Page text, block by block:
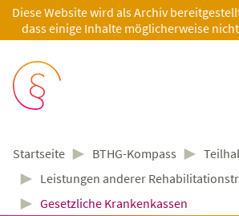
Diese Website wird als Archiv
dass einige Inhalte möglicherweise
Startseite ► BTHG-Kompass ►
► Leistungen anderer
► Gesetzliche Krankenkassen